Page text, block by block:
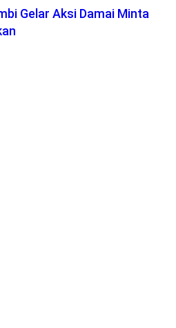
Gelar Aksi Damai Minta